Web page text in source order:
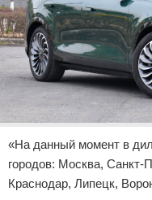
«На данный момент в
городов: Москва, Санкт-
Краснодар, Липецк,